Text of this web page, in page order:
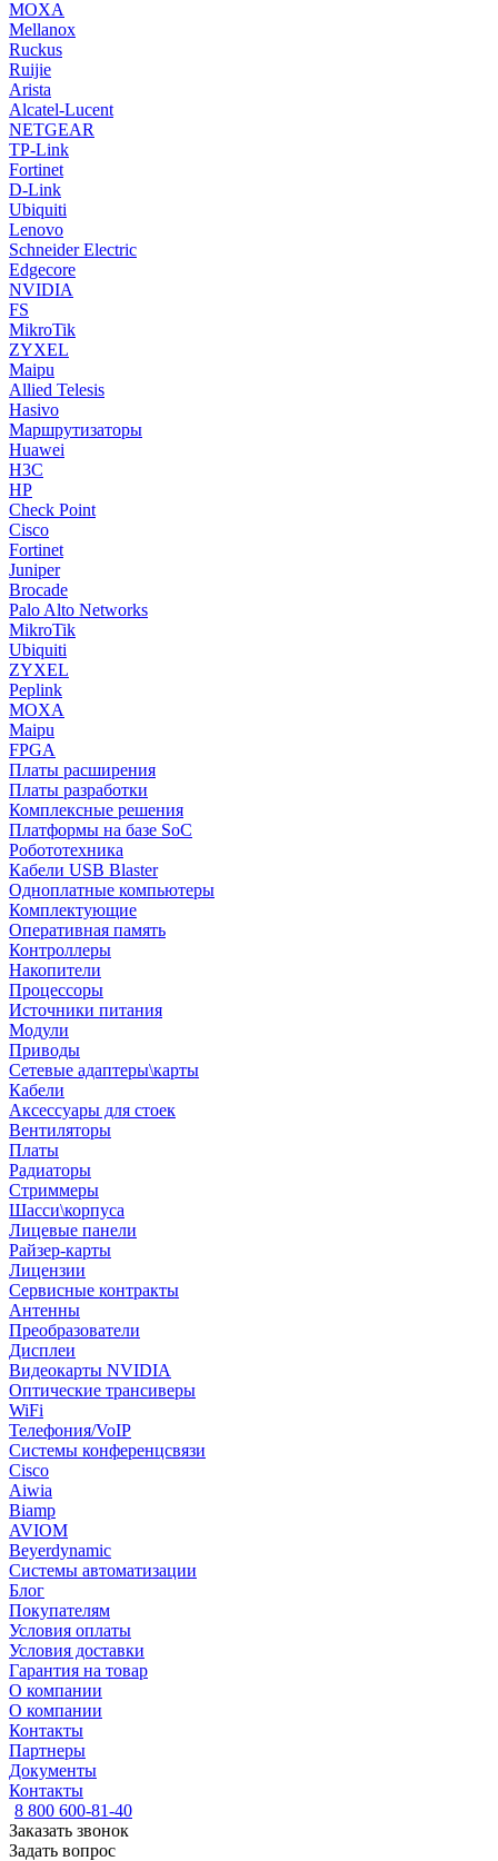
MOXA
Mellanox
Ruckus
Ruijie
Arista
Alcatel-Lucent
NETGEAR
TP-Link
Fortinet
D-Link
Ubiquiti
Lenovo
Schneider Electric
Edgecore
NVIDIA
FS
MikroTik
ZYXEL
Maipu
Allied Telesis
Hasivo
Маршрутизаторы
Huawei
H3C
HP
Check Point
Cisco
Fortinet
Juniper
Brocade
Palo Alto Networks
MikroTik
Ubiquiti
ZYXEL
Peplink
MOXA
Maipu
FPGA
Платы расширения
Платы разработки
Комплексные решения
Платформы на базе SoC
Робототехника
Кабели USB Blaster
Одноплатные компьютеры
Комплектующие
Оперативная память
Контроллеры
Накопители
Процессоры
Источники питания
Модули
Приводы
Сетевые адаптеры\карты
Кабели
Аксессуары для стоек
Вентиляторы
Платы
Радиаторы
Стриммеры
Шасси\корпуса
Лицевые панели
Райзер-карты
Лицензии
Сервисные контракты
Антенны
Преобразователи
Дисплеи
Видеокарты NVIDIA
Оптические трансиверы
WiFi
Телефония/VoIP
Системы конференцсвязи
Cisco
Aiwia
Biamp
AVIOM
Beyerdynamic
Системы автоматизации
Блог
Покупателям
Условия оплаты
Условия доставки
Гарантия на товар
О компании
О компании
Контакты
Партнеры
Документы
Контакты
8 800 600-81-40
Заказать звонок
Задать вопрос